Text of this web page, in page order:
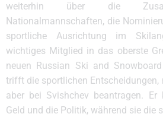
weiterhin über die
Nationalmannschaften, die
sportliche Ausrichtung im
wichtiges Mitglied in das oberste
neuen Russian Ski and
trifft die sportlichen
aber bei Svishchev beantragen.
Geld und die Politik, während sie die